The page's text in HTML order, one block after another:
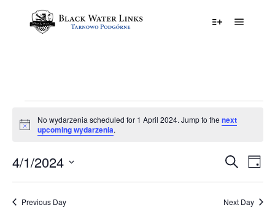
Events
for
1
April
2024
Notice
No wydarzenia scheduled for 1 April 2024. Jump to the next
upcoming wydarzenia.
Events
Search
and
Search
Day
4/1/2024
Previous Day Next Day